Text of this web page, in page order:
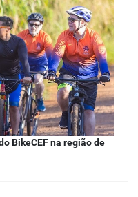
BikeCEF na região de